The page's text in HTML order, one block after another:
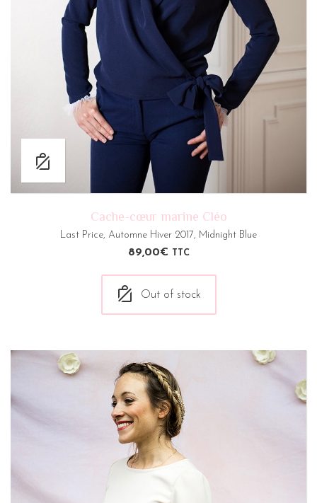
Cache-cœur marine Cléo
Last Price, Automne Hiver 2017, Midnight Blue
89,00€ TTC
Out of stock